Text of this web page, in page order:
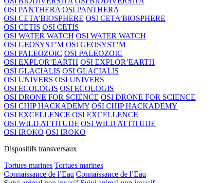
OSI PANTHERA OSI PANTHERA
OSI CETA’BIOSPHERE OSI CETA’BIOSPHERE
OSI CETIS OSI CETIS
OSI WATER WATCH OSI WATER WATCH
OSI GEOSYST’M OSI GEOSYST’M
OSI PALEOZOIC OSI PALEOZOIC
OSI EXPLOR’EARTH OSI EXPLOR’EARTH
OSI GLACIALIS OSI GLACIALIS
OSI UNIVERS OSI UNIVERS
OSI ECOLOGIS OSI ECOLOGIS
OSI DRONE FOR SCIENCE OSI DRONE FOR SCIENCE
OSI CHIP HACKADEMY OSI CHIP HACKADEMY
OSI EXCELLENCE OSI EXCELLENCE
OSI WILD ATTITUDE OSI WILD ATTITUDE
OSI IROKO OSI IROKO
Dispositifs transversaux
Tortues marines Tortues marines
Connaissance de l’Eau Connaissance de l’Eau